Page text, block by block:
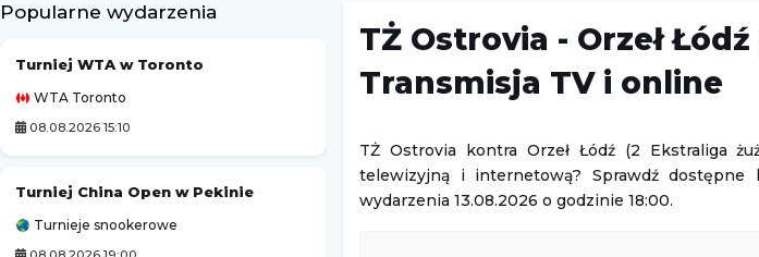
Popularne wydarzenia
Turniej WTA w Toronto
WTA Toronto
08.08.2026 15:10
Turniej China Open w Pekinie
Turnieje snookerowe
- Górnik Łęczna
Ekstraliga Kobiet
Grand Prix MotoGP
Sparta
3. Liga
TŻ Ostrovia - Orzeł
Transmisja TV i online
TŻ Ostrovia kontra Orzeł Łódź (2 Ekstraliga
telewizyjną i internetową? Sprawdź
wydarzenia 13.08.2026 o godzinie 18:00.